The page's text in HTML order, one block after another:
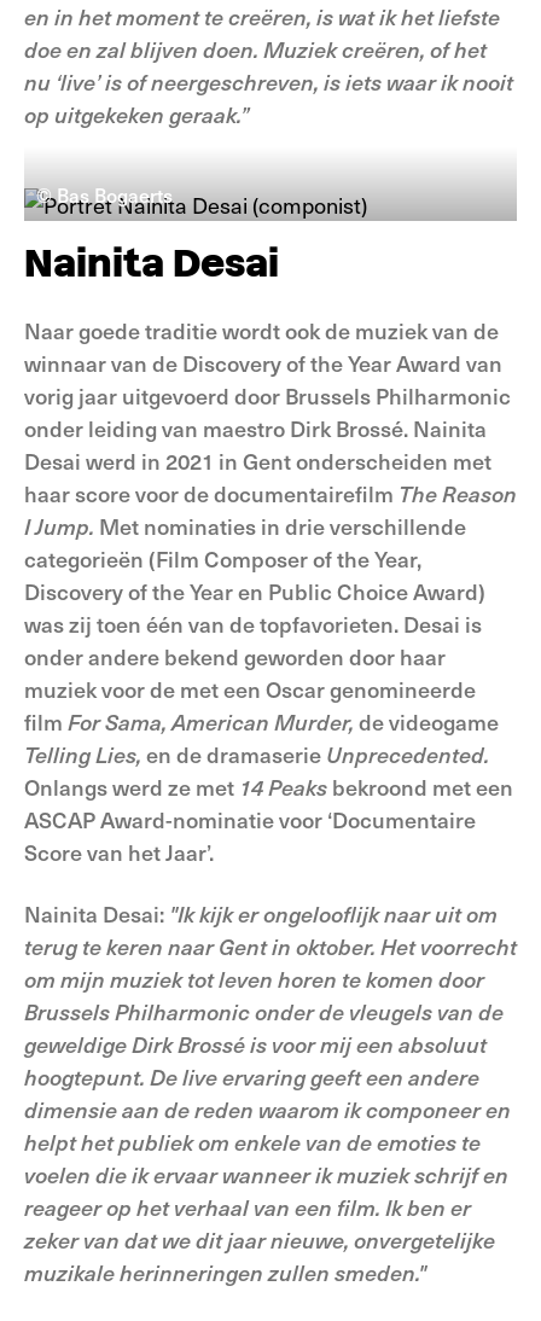
en in het moment te creëren, is wat ik het liefste
doe en zal blijven doen. Muziek creëren, of het
nu ‘live’ is of neergeschreven, is iets waar ik nooit
op uitgekeken geraak.”
© Bas Bogaerts
Nainita Desai
Naar goede traditie wordt ook de muziek van de
winnaar van de Discovery of the Year Award van
vorig jaar uitgevoerd door Brussels Philharmonic
onder leiding van maestro Dirk Brossé. Nainita
Desai werd in 2021 in Gent onderscheiden met
haar score voor de documentairefilm The Reason
I Jump. Met nominaties in drie verschillende
categorieën (Film Composer of the Year,
Discovery of the Year en Public Choice Award)
was zij toen één van de topfavorieten. Desai is
onder andere bekend geworden door haar
muziek voor de met een Oscar genomineerde
film For Sama, American Murder, de videogame
Telling Lies, en de dramaserie Unprecedented.
Onlangs werd ze met 14 Peaks bekroond met een
ASCAP Award-nominatie voor ‘Documentaire
Score van het Jaar’.
Nainita Desai: "Ik kijk er ongelooflijk naar uit om
terug te keren naar Gent in oktober. Het voorrecht
om mijn muziek tot leven horen te komen door
Brussels Philharmonic onder de vleugels van de
geweldige Dirk Brossé is voor mij een absoluut
hoogtepunt. De live ervaring geeft een andere
dimensie aan de reden waarom ik componeer en
helpt het publiek om enkele van de emoties te
voelen die ik ervaar wanneer ik muziek schrijf en
reageer op het verhaal van een film. Ik ben er
zeker van dat we dit jaar nieuwe, onvergetelijke
muzikale herinneringen zullen smeden."